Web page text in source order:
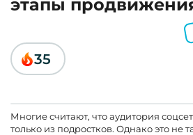
этапы
35
Многие считают, что аудитория
только из подростков. Однако это не